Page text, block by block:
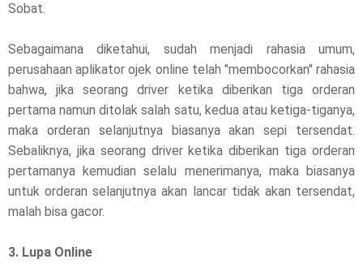
Sobat.
Sebagaimana diketahui, sudah menjadi rahasia umum,
perusahaan aplikator ojek online telah "membocorkan" rahasia
bahwa, jika seorang driver ketika diberikan tiga orderan
pertama namun ditolak salah satu, kedua atau ketiga-tiganya,
maka orderan selanjutnya biasanya akan sepi tersendat.
Sebaliknya, jika seorang driver ketika diberikan tiga orderan
pertamanya kemudian selalu menerimanya, maka biasanya
untuk orderan selanjutnya akan lancar tidak akan tersendat,
malah bisa gacor.
3. Lupa Online